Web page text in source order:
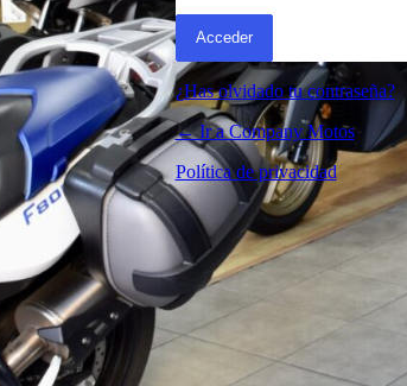
¿Has olvidado tu contraseña?
← Ir a Company Motos
Política de privacidad